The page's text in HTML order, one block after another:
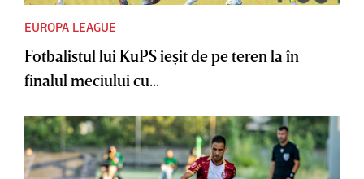
EUROPA LEAGUE
Fotbalistul lui KuPS ieşit de pe teren la în
finalul meciului cu...